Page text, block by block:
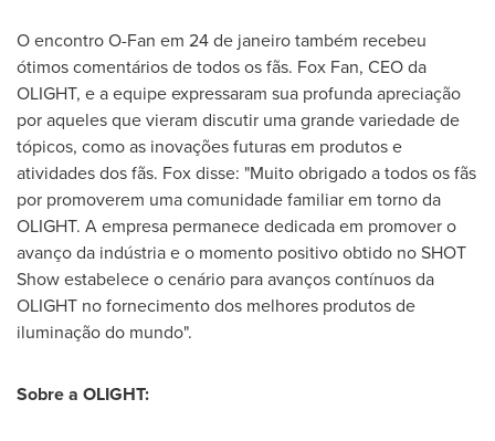
O encontro O-Fan em 24 de janeiro também recebeu
ótimos comentários de todos os fãs. Fox Fan, CEO da
OLIGHT, e a equipe expressaram sua profunda apreciação
por aqueles que vieram discutir uma grande variedade de
tópicos, como as inovações futuras em produtos e
atividades dos fãs. Fox disse: "Muito obrigado a todos os fãs
por promoverem uma comunidade familiar em torno da
OLIGHT. A empresa permanece dedicada em promover o
avanço da indústria e o momento positivo obtido no SHOT
Show estabelece o cenário para avanços contínuos da
OLIGHT no fornecimento dos melhores produtos de
iluminação do mundo".
Sobre a OLIGHT: